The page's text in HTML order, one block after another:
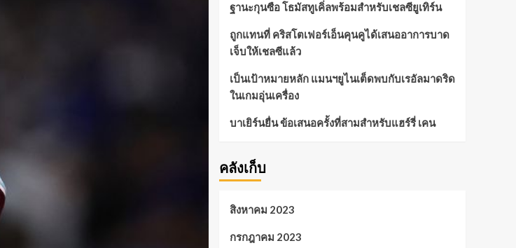
ฐานะกุนซือ โธมัสทูเคิ่ลพร้อมสำหรับเชลซียูเทิร์น
ถูกแทนที่ คริสโตเฟอร์เอ็นคุนคูได้เสนออาการบาด
เจ็บให้เชลซีแล้ว
เป็นเป้าหมายหลัก แมนฯยูไนเต็ดพบกับเรอัลมาดริด
ในเกมอุ่นเครื่อง
บาเยิร์นยื่น ข้อเสนอครั้งที่สามสำหรับแฮร์รี่ เคน
คลังเก็บ
สิงหาคม 2023
กรกฎาคม 2023